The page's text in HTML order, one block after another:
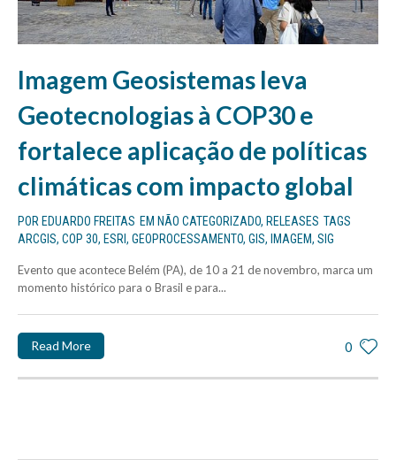
Imagem Geosistemas leva
Geotecnologias à COP30 e
fortalece aplicação de políticas
climáticas com impacto global
POR EDUARDO FREITAS EM NÃO CATEGORIZADO, RELEASES TAGS
ARCGIS, COP 30, ESRI, GEOPROCESSAMENTO, GIS, IMAGEM, SIG
Evento que acontece Belém (PA), de 10 a 21 de novembro, marca um
momento histórico para o Brasil e para...
0
Read More